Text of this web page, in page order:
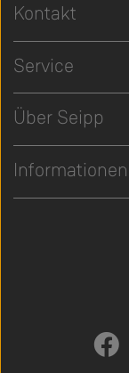
Kontakt
Service
Über Seipp
Informationen